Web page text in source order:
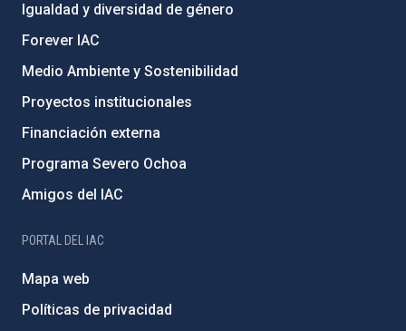
Igualdad y diversidad de género
Forever IAC
Medio Ambiente y Sostenibilidad
Proyectos institucionales
Financiación externa
Programa Severo Ochoa
Amigos del IAC
PORTAL DEL IAC
Mapa web
Políticas de privacidad